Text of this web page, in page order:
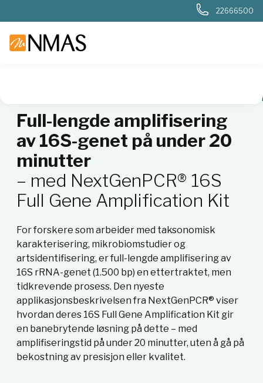
22666500
Fagartikler
Full-lengde amplifisering
av 16S-genet på under 20
minutter
– med NextGenPCR® 16S
Full Gene Amplification Kit
For forskere som arbeider med taksonomisk
karakterisering, mikrobiomstudier og
artsidentifisering, er full-lengde amplifisering av
16S rRNA-genet (1.500 bp) en ettertraktet, men
tidkrevende prosess. Den nyeste
applikasjonsbeskrivelsen fra NextGenPCR® viser
hvordan deres 16S Full Gene Amplification Kit gir
en banebrytende løsning på dette – med
amplifiseringstid på under 20 minutter, uten å gå på
bekostning av presisjon eller kvalitet.